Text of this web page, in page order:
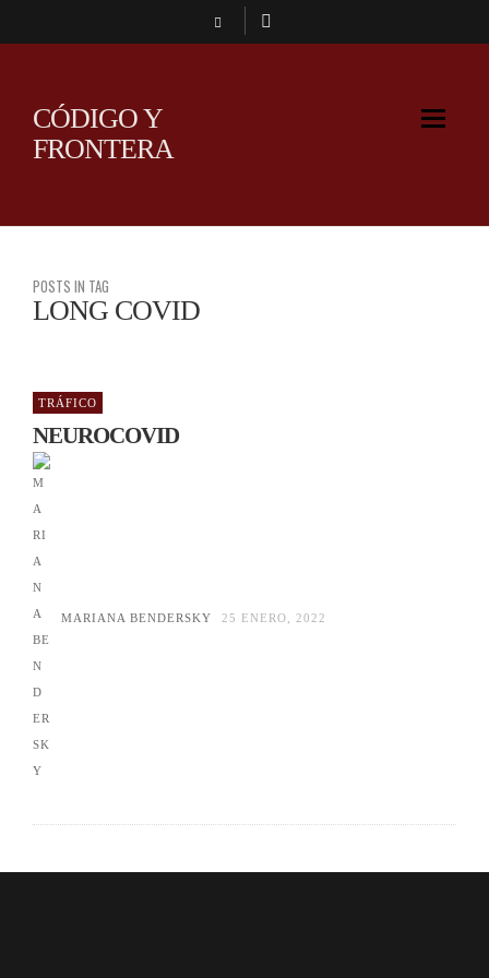
CÓDIGO Y
FRONTERA
POSTS IN TAG
LONG COVID
TRÁFICO
NEUROCOVID
MARIANA BENDERSKY 25 ENERO, 2022